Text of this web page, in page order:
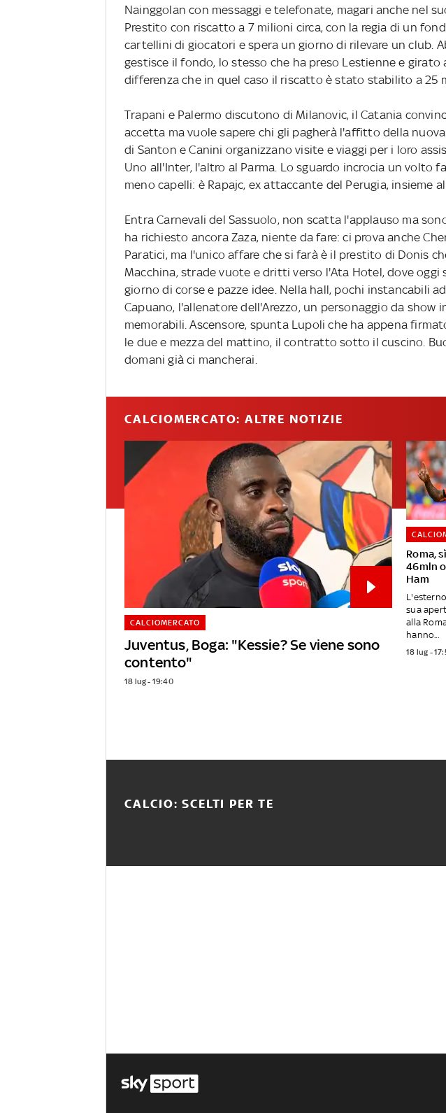
Nainggolan con messaggi e telefonate, magari anche nel
Prestito con riscatto a 7 milioni circa, con la regia di un
cartellini di giocatori e spera un giorno di rilevare un club.
gestisce il fondo, lo stesso che ha preso Lestienne e girato
differenza che in quel caso il riscatto è stato stabilito a 25
Trapani e Palermo discutono di Milanovic, il Catania
accetta ma vuole sapere chi gli pagherà l'affitto della
di Santon e Canini organizzano visite e viaggi per i loro
Uno all'Inter, l'altro al Parma. Lo sguardo incrocia un volto
meno capelli: è Rapajc, ex attaccante del Perugia, insieme
Entra Carnevali del Sassuolo, non scatta l'applauso ma
ha richiesto ancora Zaza, niente da fare: ci prova anche
Paratici, ma l'unico affare che si farà è il prestito di Donis
Macchina, strade vuote e dritti verso l'Ata Hotel, dove oggi
giorno di corse e pazze idee. Nella hall, pochi instancabili
Capuano, l'allenatore dell'Arezzo, un personaggio da show
memorabili. Ascensore, spunta Lupoli che ha appena
le due e mezza del mattino, il contratto sotto il cuscino.
domani già ci mancherai.
CALCIOMERCATO: ALTRE NOTIZIE
Juventus, Boga: "Kessie? Se viene sono
contento"
CALCIOMERCATO
18 lug - 19:40
Roma,
46mln
Ham
sua
alla
hanno...
18 lug -
CALCIO: SCELTI PER TE